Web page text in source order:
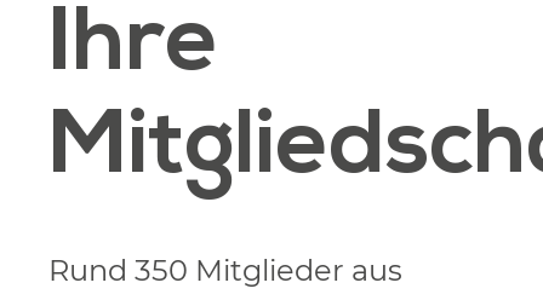
Ihre
Rund 350 Mitglieder aus